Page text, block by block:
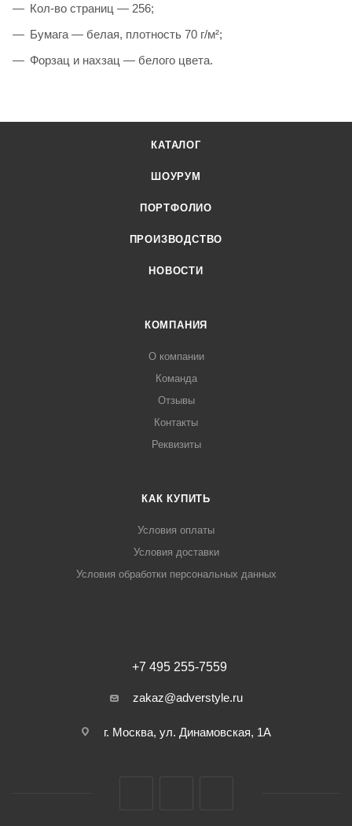
Кол-во страниц — 256;
Бумага — белая, плотность 70 г/м²;
Форзац и нахзац — белого цвета.
КАТАЛОГ
ШОУРУМ
ПОРТФОЛИО
ПРОИЗВОДСТВО
НОВОСТИ
КОМПАНИЯ
О компании
Команда
Отзывы
Контакты
Реквизиты
КАК КУПИТЬ
Условия оплаты
Условия доставки
Условия обработки персональных данных
+7 495 255-7559
zakaz@adverstyle.ru
г. Москва, ул. Динамовская, 1А